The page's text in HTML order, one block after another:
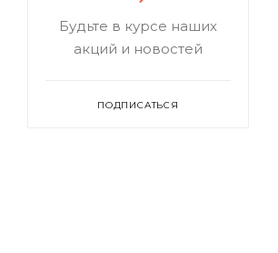
Будьте в курсе наших
акций и новостей
ПОДПИСАТЬСЯ